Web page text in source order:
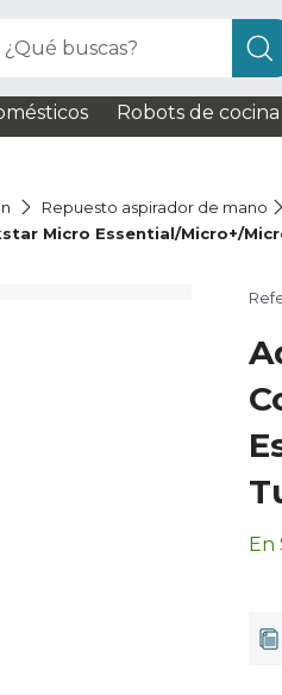
¿Qué buscas?
Robots de cocina
Repuesto aspirador de mano
Micro Essential/Micro+/
En